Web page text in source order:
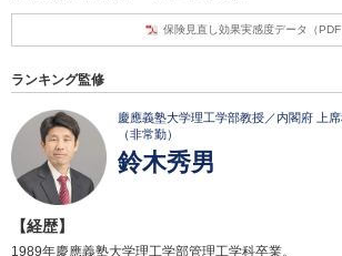
保険見直し効果実感度データ（PDF
ランキング監修
慶應義塾大学理工学部教授／内閣府 上
（非常勤）
鈴木秀男
【経歴】
1989年慶應義塾大学理工学部管理工学科卒業。